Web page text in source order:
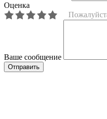
Оценка
Ваше сообщение